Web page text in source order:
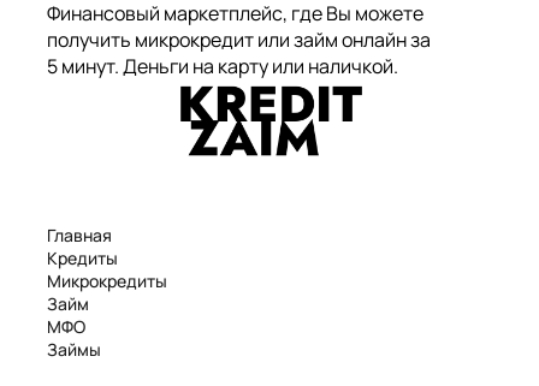
Финансовый маркетплейс, где Вы можете
получить микрокредит или займ онлайн за
5 минут. Деньги на карту или наличкой.
Главная
Кредиты
Микрокредиты
Займ
МФО
Займы